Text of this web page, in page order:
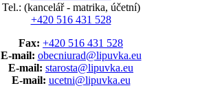
Tel.: (kancelář - matrika, účetní)
+420 516 431 528
Fax: +420 516 431 528
E-mail: obecniurad@lipuvka.eu
E-mail: starosta@lipuvka.eu
E-mail: ucetni@lipuvka.eu